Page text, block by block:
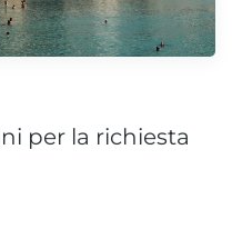
per la richiesta